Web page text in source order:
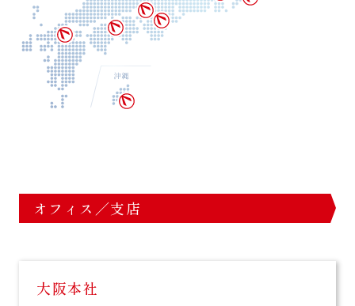
オフィス／支店
大阪本社